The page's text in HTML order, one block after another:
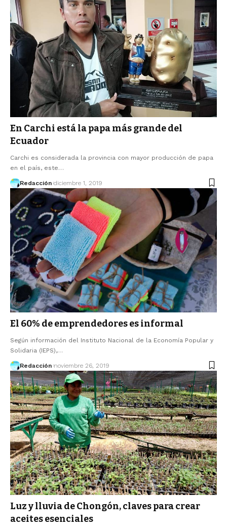
En Carchi está la papa más grande del
Ecuador
Carchi es considerada la provincia con mayor producción de papa
en el país, este…
Redacción diciembre 1, 2019
El 60% de emprendedores es informal
Según información del Instituto Nacional de la Economía Popular y
Solidaria (IEPS),…
Redacción noviembre 26, 2019
Luz y lluvia de Chongón, claves para crear
aceites esenciales